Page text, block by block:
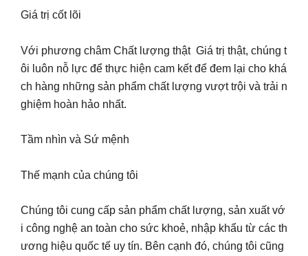
Giá trị cốt lõi
Với phương châm Chất lượng thật Giá trị thật, chúng t
ôi luôn nỗ lực để thực hiện cam kết để đem lại cho khá
ch hàng những sản phẩm chất lượng vượt trội và trải n
ghiệm hoàn hảo nhất.
Tầm nhìn và Sứ mệnh
Thế mạnh của chúng tôi
Chúng tôi cung cấp sản phẩm chất lượng, sản xuất vớ
i công nghệ an toàn cho sức khoẻ, nhập khẩu từ các th
ương hiệu quốc tế uy tín. Bên cạnh đó, chúng tôi cũng